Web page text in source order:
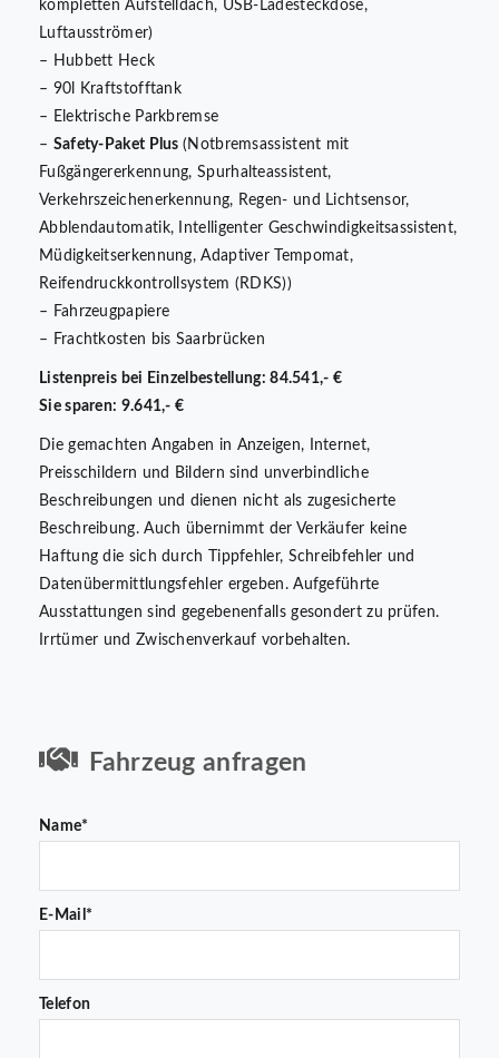
kompletten Aufstelldach, USB-Ladesteckdose,
Luftausströmer)
– Hubbett Heck
– 90l Kraftstofftank
– Elektrische Parkbremse
– Safety-Paket Plus(Notbremsassistent mit
Fußgängererkennung, Spurhalteassistent,
Verkehrszeichenerkennung, Regen- und Lichtsensor,
Abblendautomatik, Intelligenter Geschwindigkeitsassistent,
Müdigkeitserkennung, Adaptiver Tempomat,
Reifendruckkontrollsystem (RDKS))
– Fahrzeugpapiere
– Frachtkosten bis Saarbrücken
Listenpreis bei Einzelbestellung: 84.541,- €
Sie sparen: 9.641,- €
Die gemachten Angaben in Anzeigen, Internet,
Preisschildern und Bildern sind unverbindliche
Beschreibungen und dienen nicht als zugesicherte
Beschreibung. Auch übernimmt der Verkäufer keine
Haftung die sich durch Tippfehler, Schreibfehler und
Datenübermittlungsfehler ergeben. Aufgeführte
Ausstattungen sind gegebenenfalls gesondert zu prüfen.
Irrtümer und Zwischenverkauf vorbehalten.
Fahrzeug anfragen
Name*
E-Mail*
Telefon